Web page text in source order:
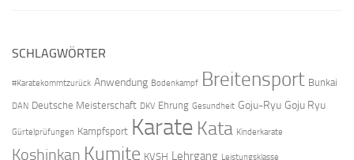
SCHLAGWÖRTER
#Karatekommtzurück Anwendung Bodenkampf Breitensport Bunkai
DAN Deutsche Meisterschaft DKV Ehrung Gesundheit Goju-Ryu Goju Ryu
Gürtelprüfungen Kampfsport Karate Kata Kinderkarate
Koshinkan Kumite KVSH Lehrgang Leistungsklasse